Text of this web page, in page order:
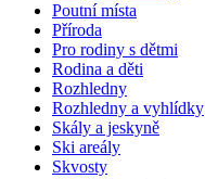
Poutní místa
Příroda
Pro rodiny s dětmi
Rodina a děti
Rozhledny
Rozhledny a vyhlídky
Skály a jeskyně
Ski areály
Skvosty